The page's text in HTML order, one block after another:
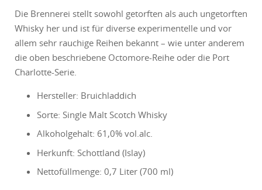
Die Brennerei stellt sowohl getorften als auch ungetorften
Whisky her und ist für diverse experimentelle und vor
allem sehr rauchige Reihen bekannt – wie unter anderem
die oben beschriebene Octomore-Reihe oder die Port
Charlotte-Serie.
Hersteller: Bruichladdich
Sorte: Single Malt Scotch Whisky
Alkoholgehalt: 61,0% vol.alc.
Herkunft: Schottland (Islay)
Nettofüllmenge: 0,7 Liter (700 ml)